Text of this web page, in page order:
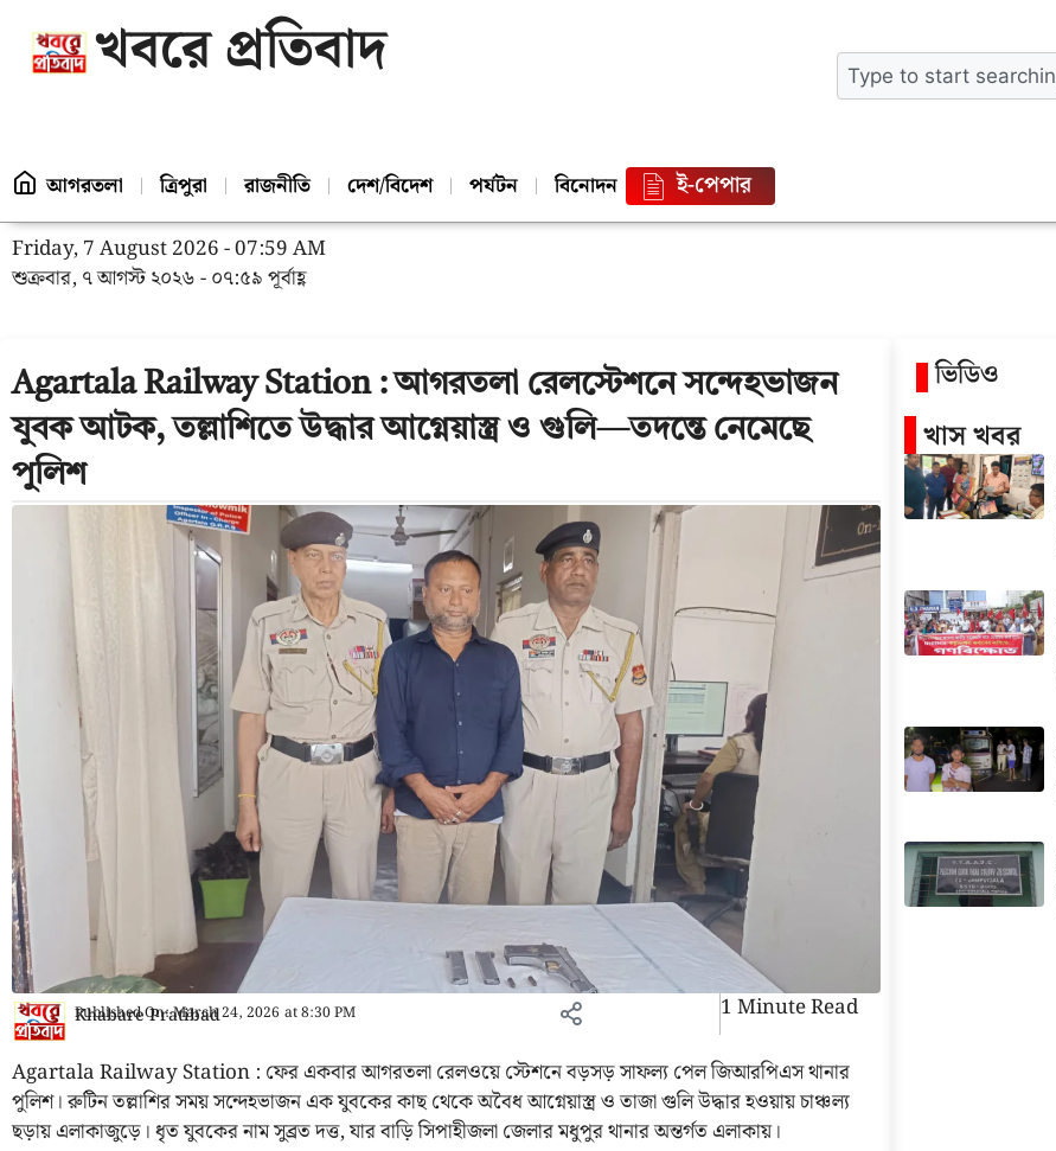
খবরে প্রতিবাদ
আগরতলা ত্রিপুরা রাজনীতি দেশ/বিদেশ পর্যটন বিনোদন ই-পেপার
Friday, 7 August 2026 - 07:59 AM
শুক্রবার, ৭ আগস্ট ২০২৬ - ০৭:৫৯ পূর্বাহ্ণ
Agartala Railway Station : আগরতলা রেলস্টেশনে সন্দেহভাজন
যুবক আটক, তল্লাশিতে উদ্ধার আগ্নেয়াস্ত্র ও গুলি—তদন্তে নেমেছে
পুলিশ
Khabare Pratibad
Published On:March 24, 2026 at8:30 PM
1 Minute Read
Agartala Railway Station : ফের একবার আগরতলা রেলওয়ে স্টেশনে বড়সড় সাফল্য পেল জিআরপিএস থানার
পুলিশ। রুটিন তল্লাশির সময় সন্দেহভাজন এক যুবকের কাছ থেকে অবৈধ আগ্নেয়াস্ত্র ও তাজা গুলি উদ্ধার হওয়ায় চাঞ্চল্য
ছড়ায় এলাকাজুড়ে। ধৃত যুবকের নাম সুব্রত দত্ত, যার বাড়ি সিপাহীজলা জেলার মধুপুর থানার অন্তর্গত এলাকায়।
ভিডিও
খাস খবর